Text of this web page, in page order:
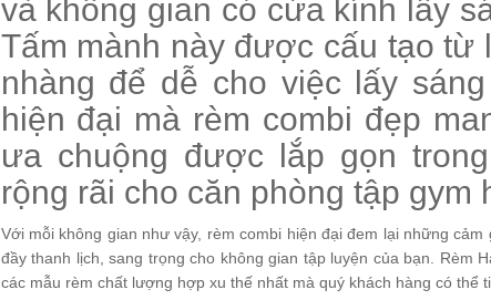
và không gian có cửa kính lấy
Tấm mành này được cấu tạo từ
nhàng để dễ cho việc lấy
hiện đại mà rèm combi đẹp
ưa chuộng được lắp gọn
rộng rãi cho căn phòng tập gym
Với mỗi không gian như vậy, rèm combi hiện đại đem lại những
đầy thanh lịch, sang trọng cho không gian tập luyện của bạn. Rèm
các mẫu rèm chất lượng hợp xu thế nhất mà quý khách hàng có thể